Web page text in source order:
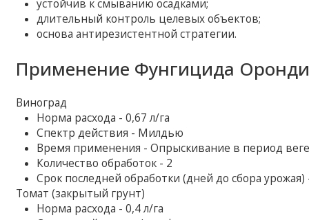
устойчив к смыванию осадками;
длительный контроль целевых объектов;
основа антирезистентной стратегии.
Применение Фунгицида
Виноград
Норма расхода - 0,67 л/га
Спектр действия - Милдью
Время применения - Опрыскивание в период
Количество обработок - 2
Срок последней обработки (дней до сбора урожая)
Томат (закрытый грунт)
Норма расхода - 0,4 л/га